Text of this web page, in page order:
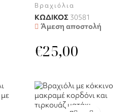
Βραχιόλια
ΚΩΔΙΚΟΣ 30581
Άμεση αποστολή
€25,00